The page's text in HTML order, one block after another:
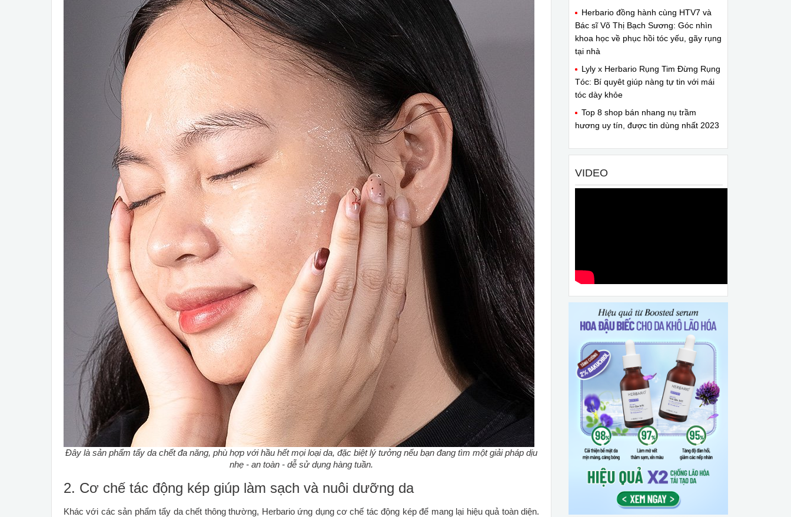
Đây là sản phẩm tẩy da chết đa năng, phù hợp với hầu hết mọi loại da, đặc biệt lý tưởng nếu bạn đang tìm một giải pháp dịu
nhẹ - an toàn - dễ sử dụng hàng tuần.
2. Cơ chế tác động kép giúp làm sạch và nuôi dưỡng da
Khác với các sản phẩm tẩy da chết thông thường, Herbario ứng dụng cơ chế tác động kép để mang lại hiệu quả toàn diện.
Herbario đồng hành cùng HTV7 và
Bác sĩ Võ Thị Bạch Sương: Góc nhìn
khoa học về phục hồi tóc yếu, gãy rụng
tại nhà
Lyly x Herbario Rụng Tim Đừng Rụng
Tóc: Bí quyêt giúp nàng tự tin với mái
tóc dày khỏe
Top 8 shop bán nhang nụ trầm
hương uy tín, được tin dùng nhất 2023
VIDEO